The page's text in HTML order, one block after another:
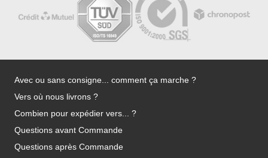
Avec ou sans consigne... comment ça marche ?
Vers où nous livrons ?
Combien pour expédier vers... ?
Questions avant Commande
Questions après Commande